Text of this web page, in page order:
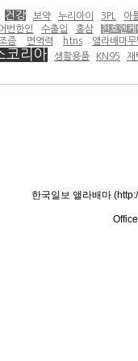
건강 보약 누리아이 3PL 아
번한인 수출입 홍삼 천호엔케
증 면역력 htns 앨라배마무
코리아 생활용품 KN95 재
한국일보 앨라배마